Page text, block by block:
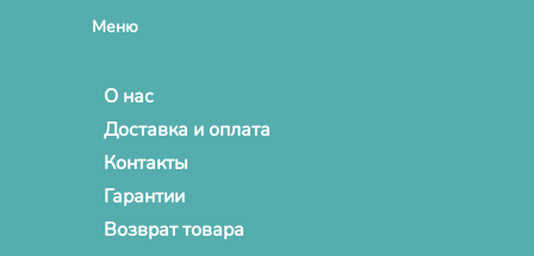
Меню
О нас
Доставка и оплата
Контакты
Гарантии
Возврат товара